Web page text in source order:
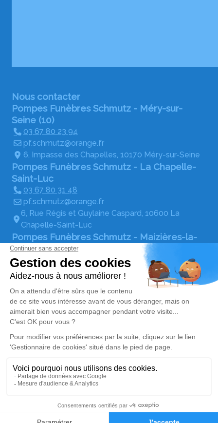
Nous contacter
Pompes Funèbres Schmutz - Méry-sur-
Seine (10)
03 67 80 23 94
pf.schmutz@orange.fr
6, Impasse des Chapelles, 10170 Méry-sur-Seine
Pompes Funèbres Schmutz - La Chapelle-
Saint-Luc
03 67 80 31 48
pf.schmutz@orange.fr
6, Rue Régis et Guylaine Caspard, 10600 La
Chapelle-Saint-Luc
Pompes Funèbres Schmutz - Maizières-la-
Grande-Paroisse
03 67 80 19 80
pf.schmutz@orange.fr
Boulevard Saint-Exupéry, 10510 Maizières-la-
Grande-Paroisse
Réseaux sociaux
Mentions légales
Politique de traitement des données personnelles
Politique d’utilisation des cookies
Gestionnaire de cookies
Zone d'intervention
Réalisation et référencement par Simplifia